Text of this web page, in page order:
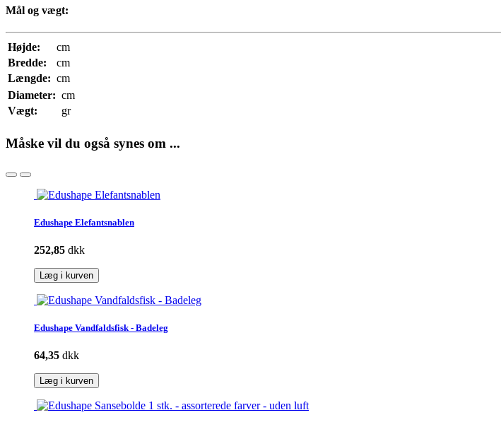
Mål og vægt:
Højde:
cm
Bredde:
cm
Længde: cm
Diameter: cm
Vægt:
gr
Måske vil du også synes om ...
Edushape Elefantsnablen
252,85 dkk
Læg i kurven
Edushape Vandfaldsfisk - Badeleg
64,35 dkk
Læg i kurven